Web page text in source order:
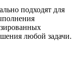
подходят для
любой задачи.